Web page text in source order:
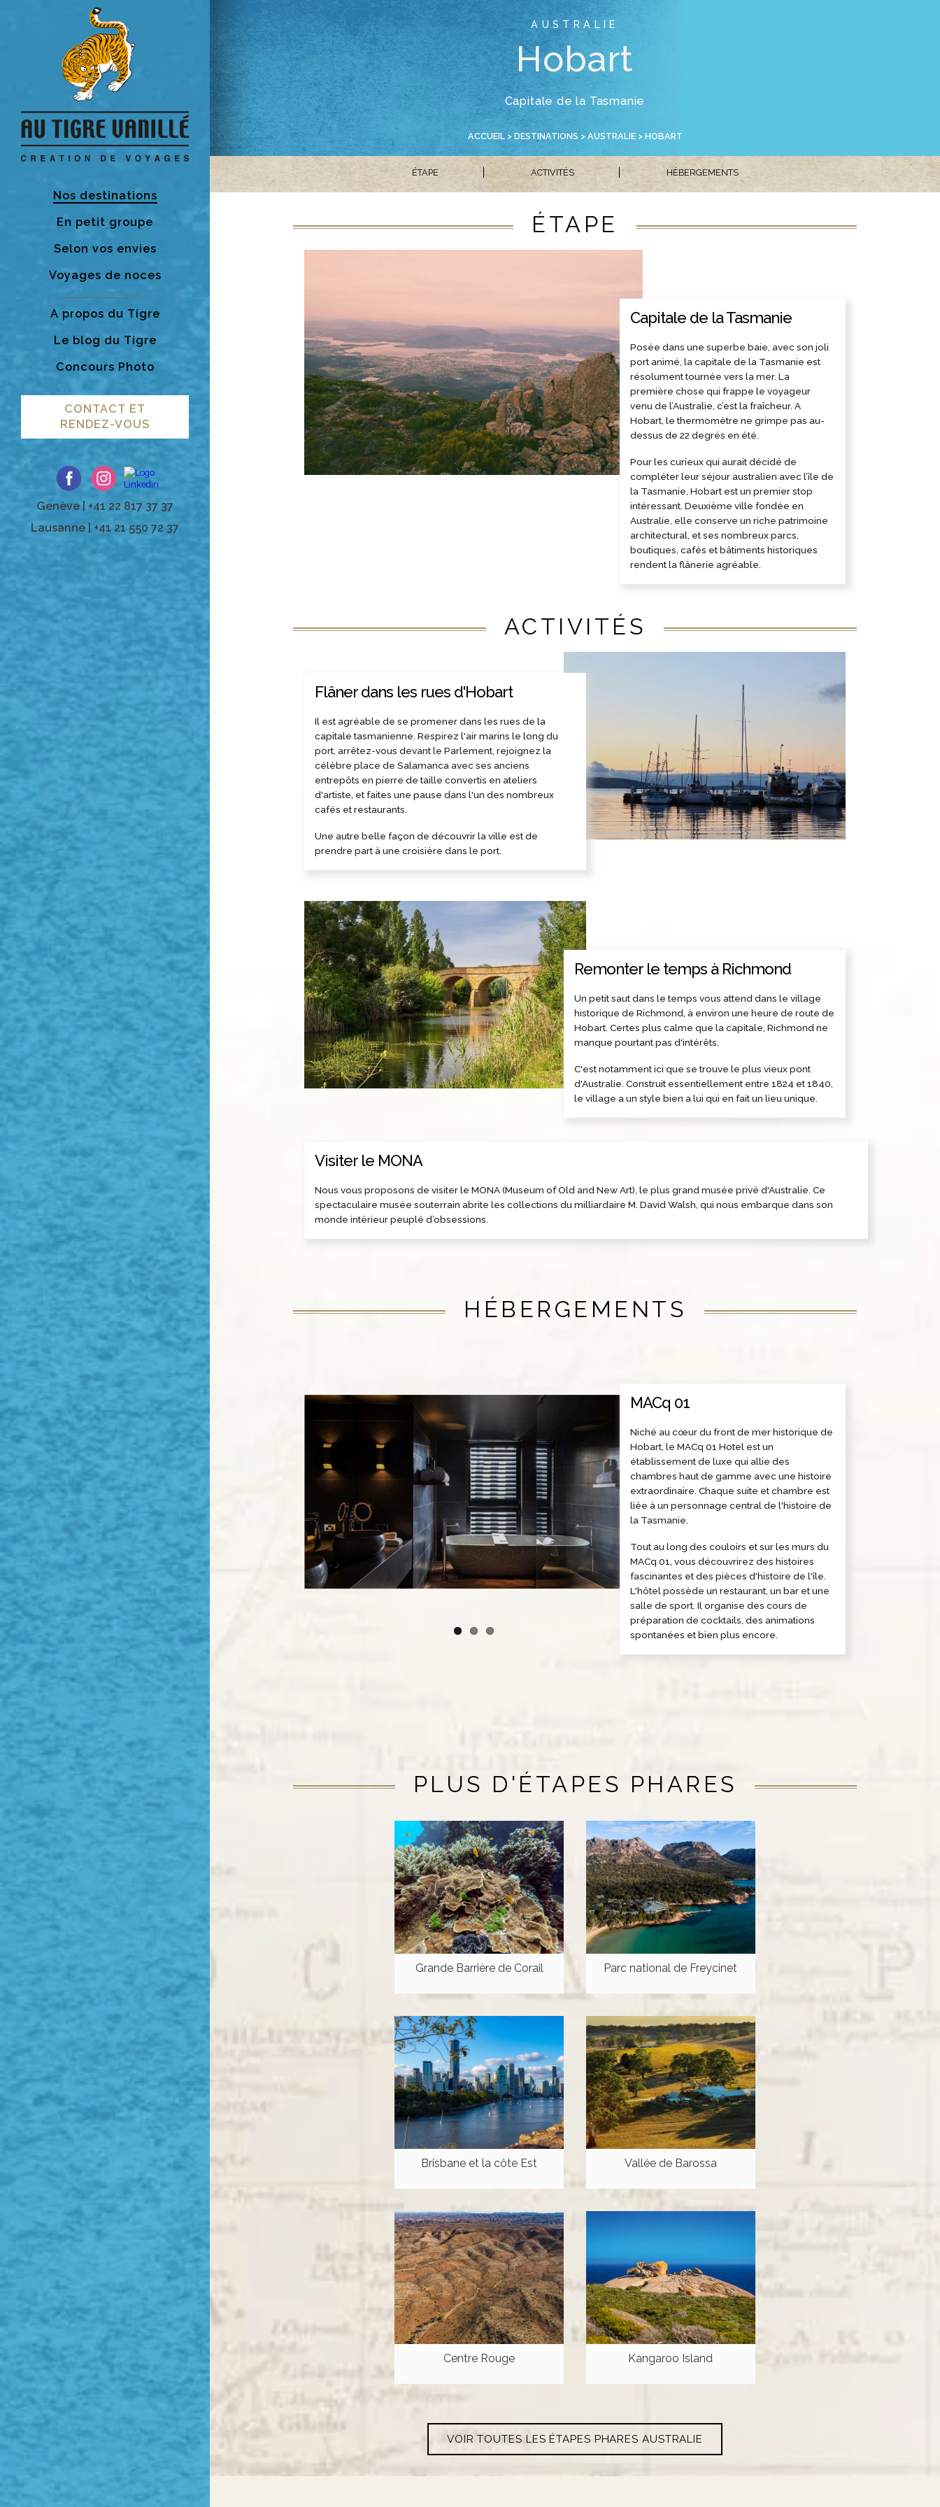
Nos destinations
En petit groupe
Selon vos envies
Voyages de noces
A propos du Tigre
Le blog du Tigre
Concours Photo
CONTACT ET
RENDEZ-VOUS
Genève | +41 22 817 37 37
Lausanne | +41 21 550 72 37
AUSTRALIE
Hobart
Capitale de la Tasmanie
ACCUEIL> DESTINATIONS> AUSTRALIE> HOBART
ÉTAPE ACTIVITÉS HÉBERGEMENTS
ÉTAPE
Capitale de la Tasmanie
Posée dans une superbe baie, avec son joli
port animé, la capitale de la Tasmanie est
résolument tournée vers la mer. La
première chose qui frappe le voyageur
venu de l’Australie, c’est la fraîcheur. A
Hobart, le thermomètre ne grimpe pas au-
dessus de 22 degrés en été.
Pour les curieux qui aurait décidé de
compléter leur séjour australien avec l’île de
la Tasmanie, Hobart est un premier stop
intéressant. Deuxième ville fondée en
Australie, elle conserve un riche patrimoine
architectural, et ses nombreux parcs,
boutiques, cafés et bâtiments historiques
rendent la flânerie agréable.
ACTIVITÉS
Flâner dans les rues d'Hobart
Il est agréable de se promener dans les rues de la
capitale tasmanienne. Respirez l'air marins le long du
port, arrêtez-vous devant le Parlement, rejoignez la
célèbre place de Salamanca avec ses anciens
entrepôts en pierre de taille convertis en ateliers
d'artiste, et faites une pause dans l'un des nombreux
cafés et restaurants.
Une autre belle façon de découvrir la ville est de
prendre part à une croisière dans le port.
Remonter le temps à Richmond
Un petit saut dans le temps vous attend dans le village
historique de Richmond, à environ une heure de route de
Hobart. Certes plus calme que la capitale, Richmond ne
manque pourtant pas d'intérêts.
C'est notamment ici que se trouve le plus vieux pont
d'Australie. Construit essentiellement entre 1824 et 1840,
le village a un style bien a lui qui en fait un lieu unique.
Visiter le MONA
Nous vous proposons de visiter le MONA (Museum of Old and New Art), le plus grand musée privé d'Australie. Ce
spectaculaire musée souterrain abrite les collections du milliardaire M. David Walsh, qui nous embarque dans son
monde intérieur peuplé d’obsessions.
HÉBERGEMENTS
MACq 01
Niché au cœur du front de mer historique de
Hobart, le MACq 01 Hotel est un
établissement de luxe qui allie des
chambres haut de gamme avec une histoire
extraordinaire. Chaque suite et chambre est
liée à un personnage central de l'histoire de
la Tasmanie.
Tout au long des couloirs et sur les murs du
MACq 01, vous découvrirez des histoires
fascinantes et des pièces d'histoire de l'île.
L'hôtel possède un restaurant, un bar et une
salle de sport. Il organise des cours de
préparation de cocktails, des animations
spontanées et bien plus encore.
PLUS D'ÉTAPES PHARES
Grande Barrière de Corail Parc national de Freycinet
Brisbane et la côte Est Vallée de Barossa
Centre Rouge Kangaroo Island
VOIR TOUTES LES ÉTAPES PHARES AUSTRALIE